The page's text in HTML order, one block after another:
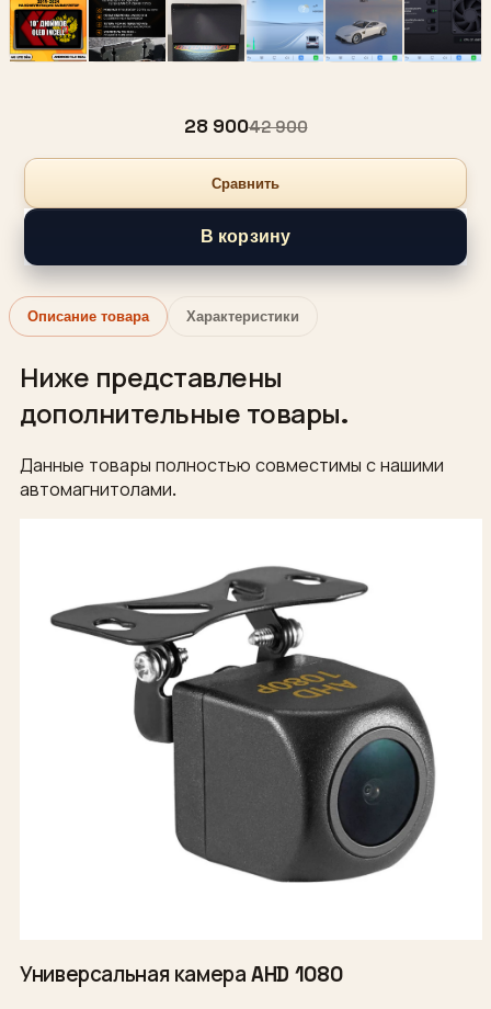
28 90042 900
Сравнить
В корзину
Описание товара Характеристики
Ниже представлены
дополнительные товары.
Данные товары полностью совместимы с нашими
автомагнитолами.
Универсальная камера AHD 1080